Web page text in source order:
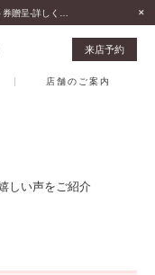
来店予約
店舗のご案内
しい声をご紹介